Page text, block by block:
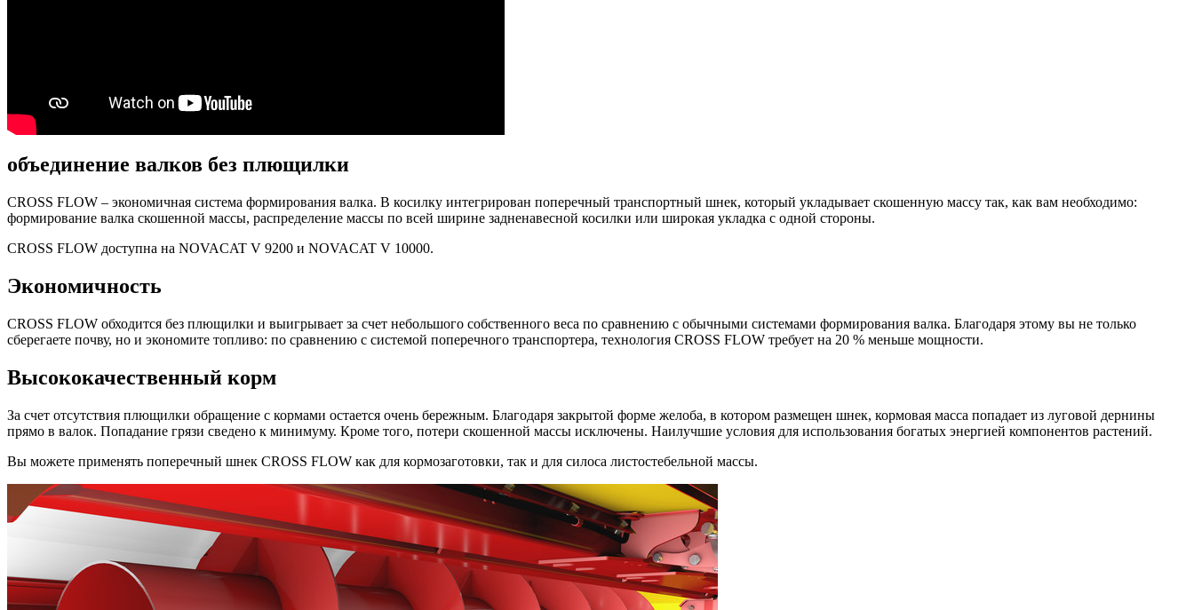
объединение валков без плющилки
CROSS FLOW – экономичная система формирования валка. В косилку интегрирован поперечный транспортный шнек, который укладывает скошенную массу так, как вам необходимо:
формирование валка скошенной массы, распределение массы по всей ширине задненавесной косилки или широкая укладка с одной стороны.
CROSS FLOW доступна на NOVACAT V 9200 и NOVACAT V 10000.
Экономичность
CROSS FLOW обходится без плющилки и выигрывает за счет небольшого собственного веса по сравнению с обычными системами формирования валка. Благодаря этому вы не только
сберегаете почву, но и экономите топливо: по сравнению с системой поперечного транспортера, технология CROSS FLOW требует на 20 % меньше мощности.
Высококачественный корм
За счет отсутствия плющилки обращение с кормами остается очень бережным. Благодаря закрытой форме желоба, в котором размещен шнек, кормовая масса попадает из луговой дернины
прямо в валок. Попадание грязи сведено к минимуму. Кроме того, потери скошенной массы исключены. Наилучшие условия для использования богатых энергией компонентов растений.
Вы можете применять поперечный шнек CROSS FLOW как для кормозаготовки, так и для силоса листостебельной массы.